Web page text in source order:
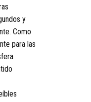
y
Como
para las